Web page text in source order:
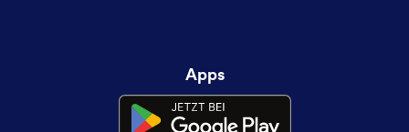
Apps